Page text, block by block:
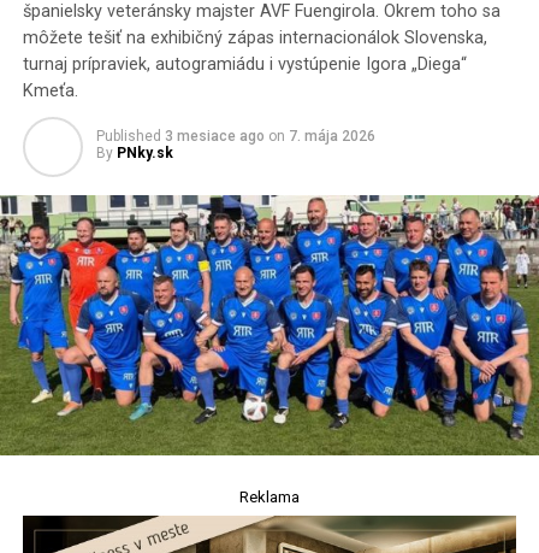
španielsky veteránsky majster AVF Fuengirola. Okrem toho sa
môžete tešiť na exhibičný zápas internacionálok Slovenska,
turnaj prípraviek, autogramiádu i vystúpenie Igora „Diega“
Kmeťa.
Published 3 mesiace ago on 7. mája 2026
By PNky.sk
Reklama